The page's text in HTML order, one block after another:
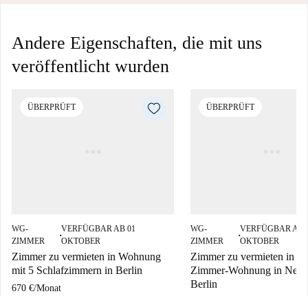
Andere Eigenschaften, die mit uns
veröffentlicht wurden
ÜBERPRÜFT
WG-
ZIMMER
■
VERFÜGBAR AB 01
OKTOBER
Zimmer zu vermieten in Wohnung
mit 5 Schlafzimmern in Berlin
670 €/Monat
ÜBERPRÜFT
WG-
ZIMMER
■
VERFÜGBAR AB
OKTOBER
Zimmer zu vermieten in
Zimmer-Wohnung in
Berlin